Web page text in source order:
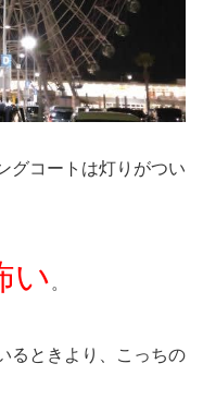
グコートは灯りがつい
い 。
るときより、こっちの